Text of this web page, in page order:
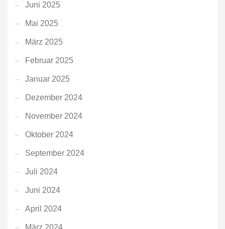
Juni 2025
Mai 2025
März 2025
Februar 2025
Januar 2025
Dezember 2024
November 2024
Oktober 2024
September 2024
Juli 2024
Juni 2024
April 2024